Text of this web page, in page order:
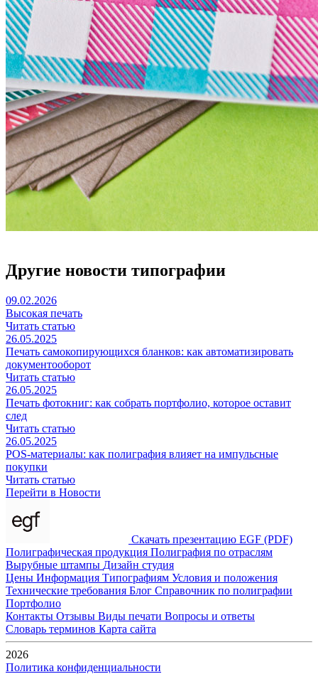
Другие новости типографии
09.02.2026
Высокая печать
Читать статью
26.05.2025
Печать самокопирующихся бланков: как автоматизировать
документооборот
Читать статью
26.05.2025
Печать фотокниг: как собрать портфолио, которое оставит
след
Читать статью
26.05.2025
POS-материалы: как полиграфия влияет на импульсные
покупки
Читать статью
Перейти в Новости
Скачать презентацию EGF (PDF)
Полиграфическая продукция Полиграфия по отраслям
Вырубные штампы Дизайн студия
Цены Информация Типографиям Условия и положения
Технические требования Блог Справочник по полиграфии
Портфолио
Контакты Отзывы Виды печати Вопросы и ответы
Словарь терминов Карта сайта
2026
Политика конфиденциальности